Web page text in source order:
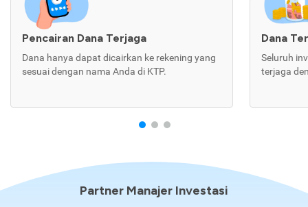
Pencairan Dana Terjaga
Dana hanya dapat dicairkan ke rekening yang
sesuai dengan nama Anda di KTP.
Dana
Seluruh
terjaga
Partner Manajer Investasi